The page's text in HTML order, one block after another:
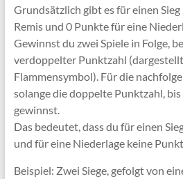
Grundsätzlich gibt es für einen
Remis und 0 Punkte für eine
Gewinnst du zwei Spiele in Folge,
verdoppelter Punktzahl
Flammensymbol). Für die
solange die doppelte Punktzahl,
gewinnst.
Das bedeutet, dass du für einen
und für eine Niederlage keine
Beispiel: Zwei Siege, gefolgt von